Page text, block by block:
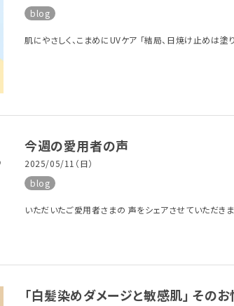
blog
肌にやさしく、こまめにUVケア 「結局、日焼け止めは
今週の愛用者の声
2025/05/11（日）
blog
いただいたご愛用者さまの 声をシェアさせていただき
「白髪染めダメージと敏感肌」 そのお